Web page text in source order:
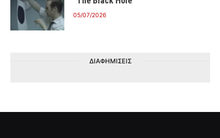
05/07/2026
ΔΙΑΦΗΜΙΣΕΙΣ